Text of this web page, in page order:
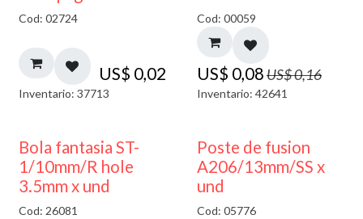
Cod: 02724
US$ 0,02
Inventario: 37713
Cod: 00059
US$ 0,08US$0,16
Inventario: 42641
Bola fantasia ST-
1/10mm/R hole
3.5mm x und
Cod: 26081
Poste de fusion
A206/13mm/SS x
und
Cod: 05776